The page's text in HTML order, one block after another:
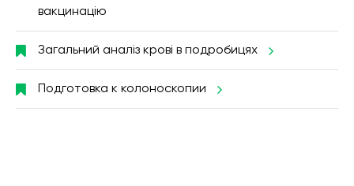
вакцинацію
Загальний аналіз крові в подробицях
Подготовка к колоноскопии